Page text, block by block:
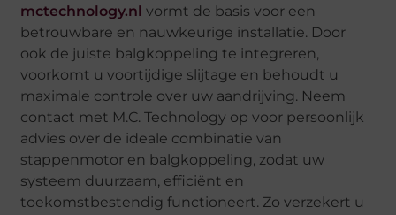
mctechnology.nl vormt de basis voor een
betrouwbare en nauwkeurige installatie. Door
ook de juiste balgkoppeling te integreren,
voorkomt u voortijdige slijtage en behoudt u
maximale controle over uw aandrijving. Neem
contact met M.C. Technology op voor persoonlijk
advies over de ideale combinatie van
stappenmotor en balgkoppeling, zodat uw
systeem duurzaam, efficiënt en
toekomstbestendig functioneert. Zo verzekert u